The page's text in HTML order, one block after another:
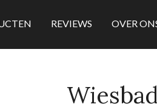
REVIEWS OVER